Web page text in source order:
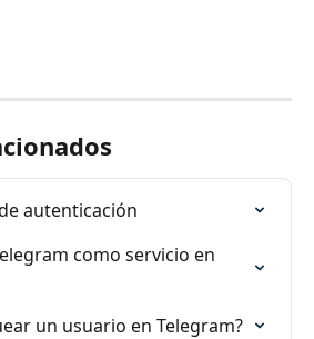
autenticación
como servicio en
un usuario en Telegram?